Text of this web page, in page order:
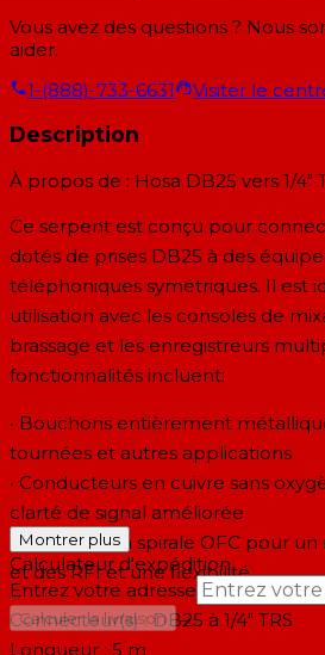
Vous avez des questions ? Nous
aider.
1-(888)-733-6631
Visiter le
Description
À propos de : Hosa DB25 vers 1/4"
Ce serpent est conçu pour
dotés de prises DB25 à des
téléphoniques symétriques. Il est
utilisation avec les consoles de
brassage et les enregistreurs
fonctionnalités incluent:
• Bouchons entièrement
tournées et autres applications
• Conducteurs en cuivre sans
clarté de signal améliorée
• Boucliers en spirale OFC pour
et des RFI et une flexibilité
Connecteur(s) : DB25 à 1/4" TRS
Longueur : 5 m
Montrer plus
Calculateur d'expédition
Entrez votre adresse
Calculer la livraison →